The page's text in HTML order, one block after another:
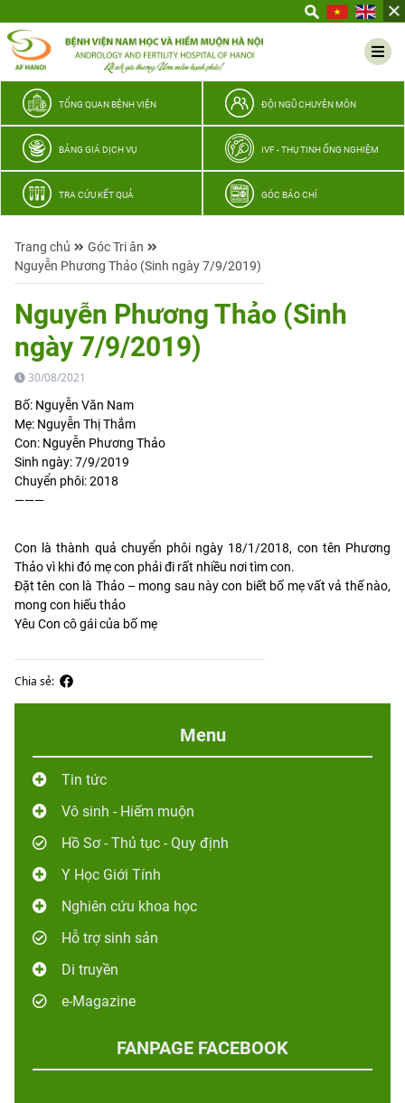
thương
TỔNG QUAN BỆNH VIỆN ĐỘI NGŨ CHUYÊN MÔN
BẢNG GIÁ DỊCH VỤ IVF - THỤ TINH ỐNG NGHIỆM
TRA CỨU KẾT QUẢ GÓC BÁO CHÍ
Trang chủ
Góc Tri ân
Nguyễn Phương Thảo (Sinh ngày 7/9/2019)
Nguyễn Phương Thảo (Sinh
ngày 7/9/2019)
30/08/2021
Bố: Nguyễn Văn Nam
Mẹ: Nguyễn Thị Thắm
Con: Nguyễn Phương Thảo
Sinh ngày: 7/9/2019
Chuyển phôi: 2018
———
Con là thành quả chuyển phôi ngày 18/1/2018, con tên Phương
Thảo vì khi đó mẹ con phải đi rất nhiều nơi tìm con.
Đặt tên con là Thảo – mong sau này con biết bố mẹ vất vả thế nào,
mong con hiếu thảo
Yêu Con cô gái của bố mẹ
Chia sẻ:
Menu
Tin tức
Vô sinh - Hiếm muộn
Hồ Sơ - Thủ tục - Quy định
Y Học Giới Tính
Nghiên cứu khoa học
Hỗ trợ sinh sản
Di truyền
e-Magazine
FANPAGE FACEBOOK